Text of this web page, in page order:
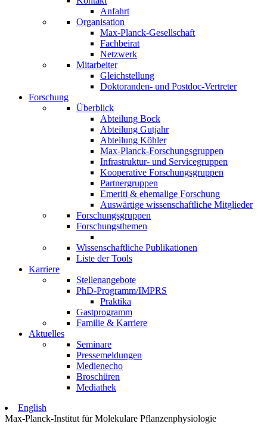
Anfahrt
Organisation
Max-Planck-Gesellschaft
Fachbeirat
Netzwerk
Mitarbeiter
Gleichstellung
Doktoranden- und Postdoc-Vertreter
Forschung
Überblick
Abteilung Bock
Abteilung Gutjahr
Abteilung Köhler
Max-Planck-Forschungsgruppen
Infrastruktur- und Servicegruppen
Kooperative Forschungsgruppen
Partnergruppen
Emeriti & ehemalige Forschung
Auswärtige wissenschaftliche Mitglieder
Forschungsgruppen
Forschungsthemen
Wissenschaftliche Publikationen
Liste der Tools
Karriere
Stellenangebote
PhD-Programm/IMPRS
Praktika
Gastprogramm
Familie & Karriere
Aktuelles
Seminare
Pressemeldungen
Medienecho
Broschüren
Mediathek
English
Max-Planck-Institut für Molekulare Pflanzenphysiologie